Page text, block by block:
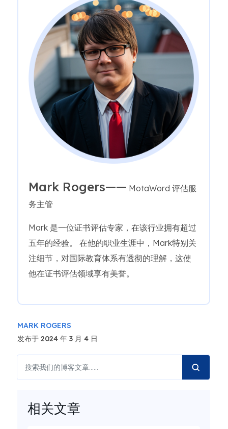
Mark Rogers—— MotaWord 评估服
务主管
Mark 是一位证书评估专家，在该行业拥有超过
五年的经验。 在他的职业生涯中，Mark特别关
注细节，对国际教育体系有透彻的理解，这使
他在证书评估领域享有美誉。
MARK ROGERS
发布于 2024 年 3 月 4 日
相关文章